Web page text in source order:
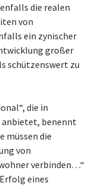
die realen
von
ein zynischer
großer
schützenswert zu
die in
anbietet, benennt
müssen die
von
verbinden…“
eines